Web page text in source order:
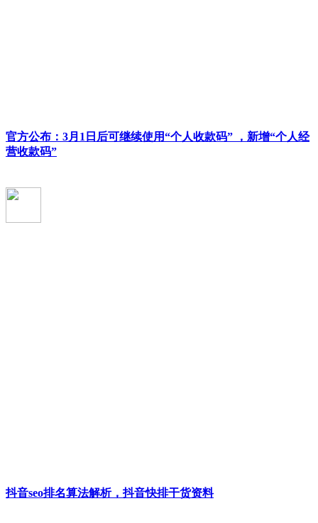
官方公布：3月1日后可继续使用“个人收款码” ，新增“个人经
营收款码”
抖音seo排名算法解析，抖音快排干货资料